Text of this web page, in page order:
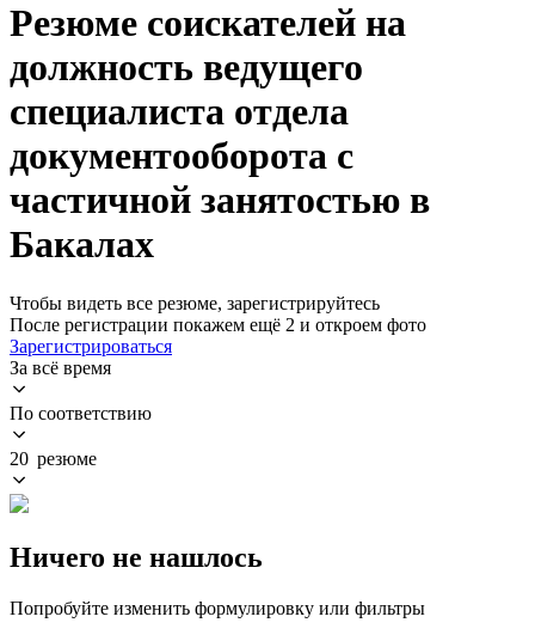
Резюме соискателей на
должность ведущего
специалиста отдела
документооборота с
частичной занятостью в
Бакалах
Чтобы видеть все резюме, зарегистрируйтесь
После регистрации покажем ещё 2 и откроем фото
Зарегистрироваться
За всё время
По соответствию
20 резюме
Ничего не нашлось
Попробуйте изменить формулировку или фильтры